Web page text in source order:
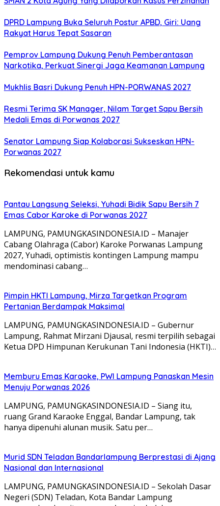
DPRD Lampung Buka Seluruh Postur APBD, Giri: Uang
Rakyat Harus Tepat Sasaran
Pemprov Lampung Dukung Penuh Pemberantasan
Narkotika, Perkuat Sinergi Jaga Keamanan Lampung
Mukhlis Basri Dukung Penuh HPN-PORWANAS 2027
Resmi Terima SK Manager, Nilam Target Sapu Bersih
Medali Emas di Porwanas 2027
Senator Lampung Siap Kolaborasi Sukseskan HPN-
Porwanas 2027
Rekomendasi untuk kamu
Pantau Langsung Seleksi, Yuhadi Bidik Sapu Bersih 7
Emas Cabor Karoke di Porwanas 2027
LAMPUNG, PAMUNGKASINDONESIA.ID – Manajer
Cabang Olahraga (Cabor) Karoke Porwanas Lampung
2027, Yuhadi, optimistis kontingen Lampung mampu
mendominasi cabang…
Pimpin HKTI Lampung, Mirza Targetkan Program
Pertanian Berdampak Maksimal
LAMPUNG, PAMUNGKASINDONESIA.ID – Gubernur
Lampung, Rahmat Mirzani Djausal, resmi terpilih sebagai
Ketua DPD Himpunan Kerukunan Tani Indonesia (HKTI)…
Memburu Emas Karaoke, PWI Lampung Panaskan Mesin
Menuju Porwanas 2026
LAMPUNG, PAMUNGKASINDONESIA.ID – Siang itu,
ruang Grand Karaoke Enggal, Bandar Lampung, tak
hanya dipenuhi alunan musik. Satu per…
Murid SDN Teladan Bandarlampung Berprestasi di Ajang
Nasional dan Internasional
LAMPUNG, PAMUNGKASINDONESIA.ID – Sekolah Dasar
Negeri (SDN) Teladan, Kota Bandar Lampung